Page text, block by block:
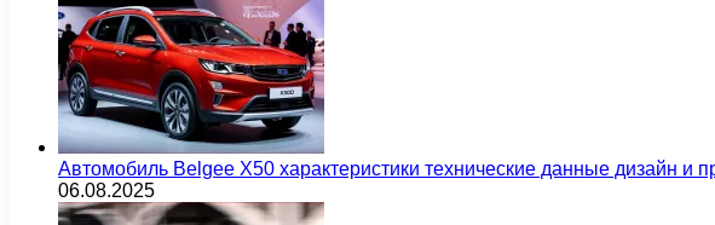
Автомобиль Belgee X50 характеристики технические данные дизайн и
06.08.2025